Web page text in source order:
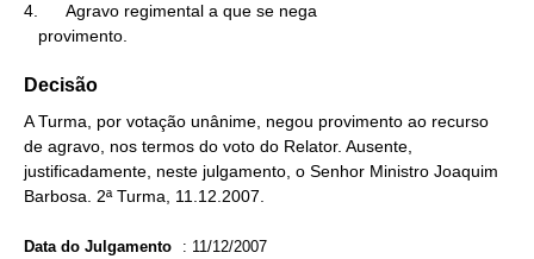
4.      Agravo regimental a que se nega
   provimento.
Decisão
A Turma, por votação unânime, negou provimento ao recurso
de agravo, nos termos do voto do Relator. Ausente,
justificadamente, neste julgamento, o Senhor Ministro Joaquim
Barbosa. 2ª Turma, 11.12.2007.
Data do Julgamento : 11/12/2007